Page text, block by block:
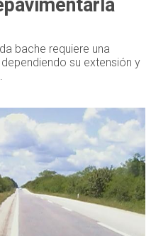
bache requiere una
su extensión y